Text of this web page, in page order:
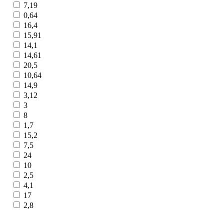
7,19
0,64
16,4
15,91
14,1
14,61
20,5
10,64
14,9
3,12
3
8
1,7
15,2
7,5
24
10
2,5
4,1
17
2,8